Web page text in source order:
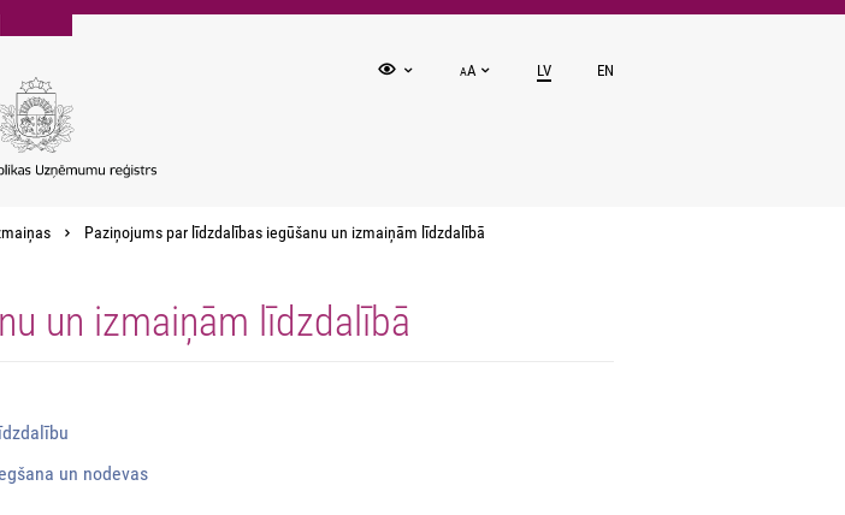
AA LV EN
Paziņojums par līdzdalības iegūšanu un izmaiņām līdzdalībā
un izmaiņām līdzdalībā
un nodevas